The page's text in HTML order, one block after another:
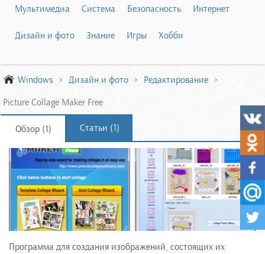
Мультимедиа Система Безопасность Интернет
Дизайн и фото Знание Игры Хобби
Windows Дизайн и фото
Редактирование
Picture Collage Maker Free
Обзор (1) Статьи (1)
Программа для создания изображений, состоящих их